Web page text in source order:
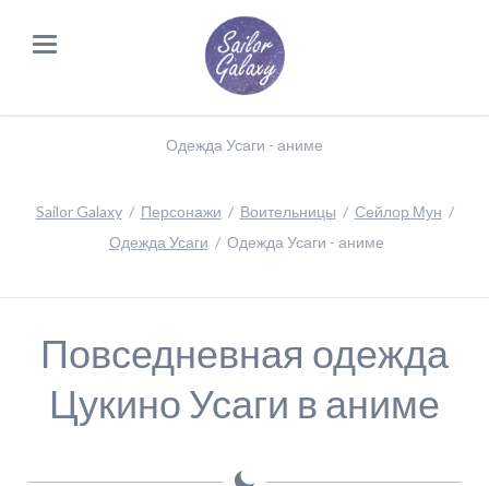
Одежда Усаги - аниме
Sailor Galaxy Персонажи Воительницы
Сейлор Мун
Одежда Усаги
Одежда Усаги - аниме
Повседневная одежда
Цукино Усаги в аниме